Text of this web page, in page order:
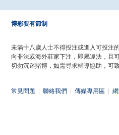
博彩要有節制
未滿十八歲人士不得投注或進入可投注的
向非法或海外莊家下注，即屬違法，且可
切勿沉迷賭博，如需尋求輔導協助，可
常見問題 聯絡我們 傳媒專用區